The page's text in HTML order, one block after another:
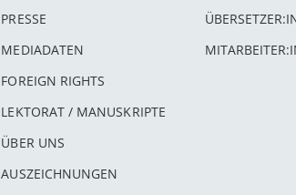
PRESSE
MEDIADATEN
FOREIGN RIGHTS
LEKTORAT / MANUSKRIPTE
ÜBER UNS
AUSZEICHNUNGEN